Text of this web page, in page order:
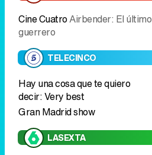
Cine CuatroAirbender: El último
guerrero
TELECINCO
Hay una cosa que te quiero
decir: Very best
Gran Madrid show
LASEXTA